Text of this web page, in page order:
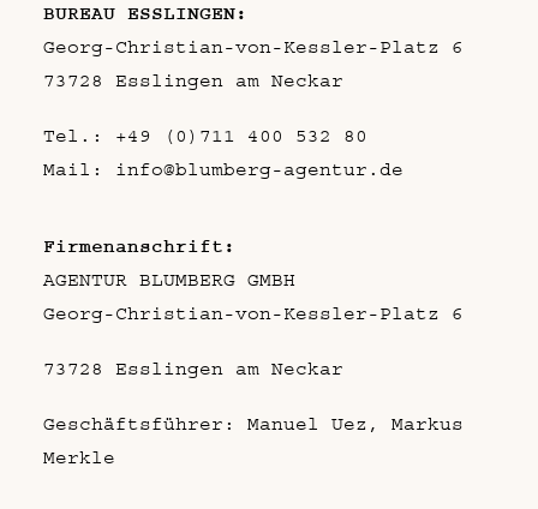
BUREAU ESSLINGEN:
Georg-Christian-von-Kessler-Platz 6
73728 Esslingen am Neckar
Tel.: +49 (0)711 400 532 80
Mail: info@blumberg-agentur.de
Firmenanschrift:
AGENTUR BLUMBERG GMBH
Georg-Christian-von-Kessler-Platz 6
73728 Esslingen am Neckar
Geschäftsführer: Manuel Uez, Markus
Merkle